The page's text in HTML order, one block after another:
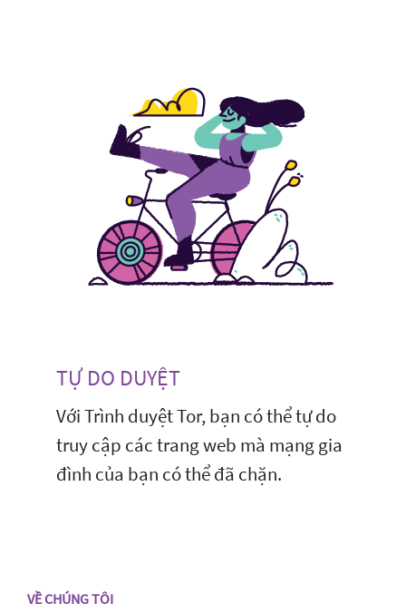
TỰ DO DUYỆT
Với Trình duyệt Tor, bạn có thể tự do
truy cập các trang web mà mạng gia
đình của bạn có thể đã chặn.
VỀ CHÚNG TÔI